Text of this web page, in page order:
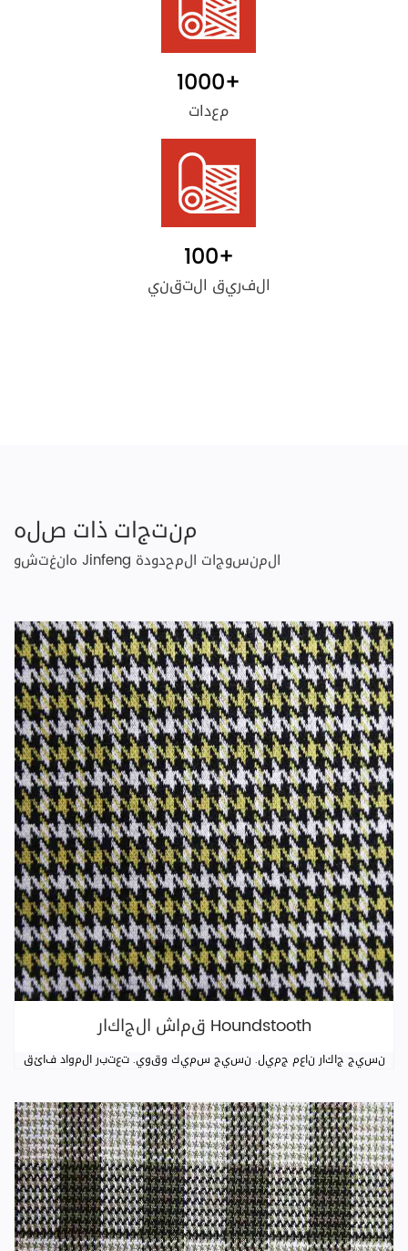
1000+
معدات
100+
الفريق التقني
منتجات ذات صله
هانغتشو Jinfeng المنسوجات المحدودة
قماش الجاكار Houndstooth
نسيج جاكار ناعم جميل. نسيج سميك وقوي. تعتبر المواد فائق